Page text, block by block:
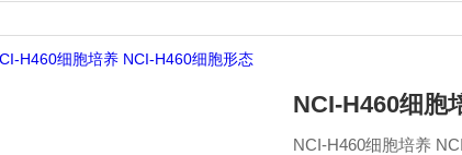
NCI-H460细胞
NCI-H460细胞培养